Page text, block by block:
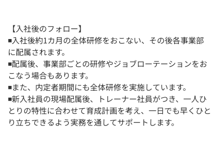
【入社後のフォロー】
◾️入社後約1カ月の全体研修をおこない、その後各事業部
に配属されます。
◾️配属後、事業部ごとの研修やジョブローテーションをお
こなう場合もあります。
◾️また、内定者期間にも全体研修を実施しています。
◾️新入社員の現場配属後、トレーナー社員がつき、一人ひ
とりの特性に合わせて育成計画を考え、一日でも早くひと
り立ちできるよう実務を通してサポートします。